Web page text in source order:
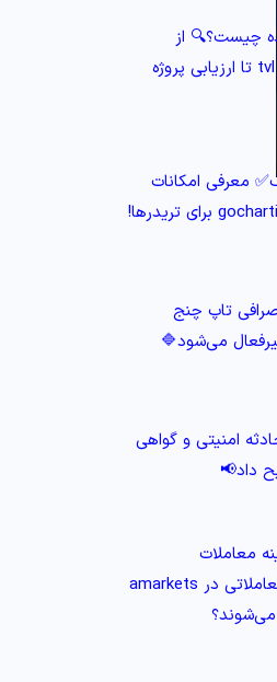
چیست؟🔍 از
تعریف تی وی ال tvl تا ارزیابی پروژه‌
معرفی امکانات
تاپ‌ چنج
می‌شود🔷
امنیتی و گواهی
داد📢
معاملات
آمارکتس🔆 چه معاملاتی در amarkets